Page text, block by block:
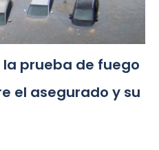
prueba de fuego
el asegurado y su